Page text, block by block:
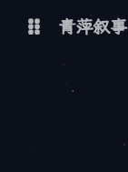
博客
青萍叙事